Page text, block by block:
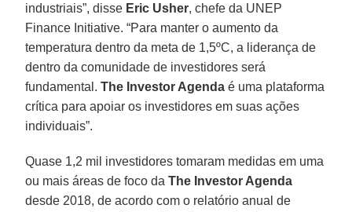
industriais”, disse Eric Usher, chefe da UNEP
Finance Initiative. “Para manter o aumento da
temperatura dentro da meta de 1,5ºC, a liderança de
dentro da comunidade de investidores será
fundamental.The Investor Agenda é uma plataforma
crítica para apoiar os investidores em suas ações
individuais”.
Quase 1,2 mil investidores tomaram medidas em uma
ou mais áreas de foco daThe Investor Agenda
desde 2018, de acordo com o relatório anual de